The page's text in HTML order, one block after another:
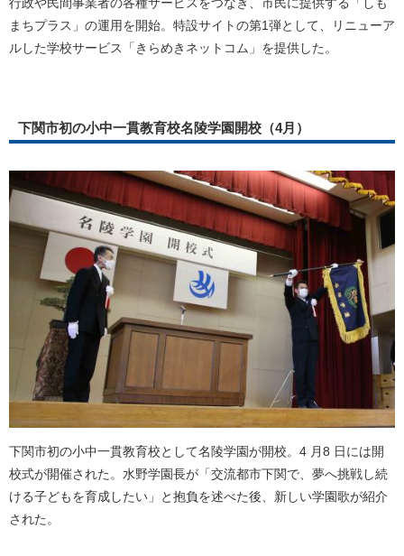
まちプラス」の運用を開始。特設サイトの第1弾として、リニューア
ルした学校サービス「きらめきネットコム」を提供した。
下関市初の小中一貫教育校名陵学園開校（4月）
下関市初の小中一貫教育校として名陵学園が開校。4 月8 日には開
校式が開催された。水野学園長が「交流都市下関で、夢へ挑戦し続
ける子どもを育成したい」と抱負を述べた後、新しい学園歌が紹介
された。